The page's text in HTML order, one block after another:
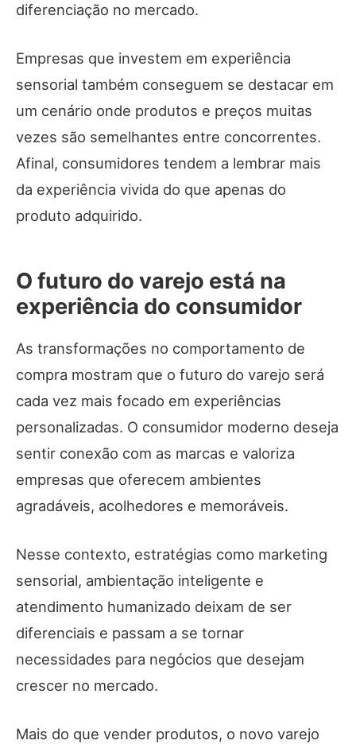
diferenciação no mercado.
Empresas que investem em experiência
sensorial também conseguem se destacar em
um cenário onde produtos e preços muitas
vezes são semelhantes entre concorrentes.
Afinal, consumidores tendem a lembrar mais
da experiência vivida do que apenas do
produto adquirido.
O futuro do varejo está na
experiência do consumidor
As transformações no comportamento de
compra mostram que o futuro do varejo será
cada vez mais focado em experiências
personalizadas. O consumidor moderno deseja
sentir conexão com as marcas e valoriza
empresas que oferecem ambientes
agradáveis, acolhedores e memoráveis.
Nesse contexto, estratégias como marketing
sensorial, ambientação inteligente e
atendimento humanizado deixam de ser
diferenciais e passam a se tornar
necessidades para negócios que desejam
crescer no mercado.
Mais do que vender produtos, o novo varejo